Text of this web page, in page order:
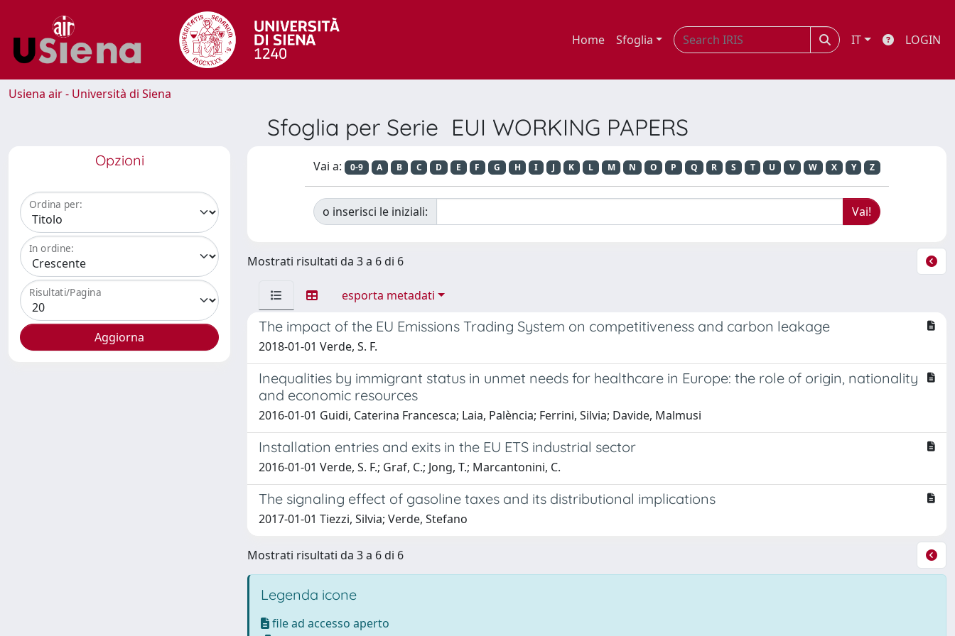
Home Sfoglia IT LOGIN
Usiena air - Università di Siena
Sfoglia per Serie EUI WORKING PAPERS
Opzioni
Ordina per:
In ordine:
Risultati/Pagina
Vai a: 0-9 A B C D E F G H I J K L M N O P Q R S T U V W X Y Z
o inserisci le iniziali:
Mostrati risultati da 3 a 6 di 6
esporta metadati
The impact of the EU Emissions Trading System on competitiveness and carbon leakage
2018-01-01 Verde, S. F.
Inequalities by immigrant status in unmet needs for healthcare in Europe: the role of origin, nationality
and economic resources
2016-01-01 Guidi, Caterina Francesca; Laia, Palència; Ferrini, Silvia; Davide, Malmusi
Installation entries and exits in the EU ETS industrial sector
2016-01-01 Verde, S. F.; Graf, C.; Jong, T.; Marcantonini, C.
The signaling effect of gasoline taxes and its distributional implications
2017-01-01 Tiezzi, Silvia; Verde, Stefano
Mostrati risultati da 3 a 6 di 6
Legenda icone
file ad accesso aperto